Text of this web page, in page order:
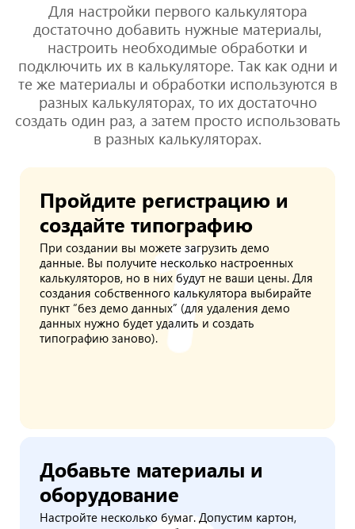
Для настройки первого калькулятора
достаточно добавить нужные материалы,
настроить необходимые обработки и
подключить их в калькуляторе. Так как одни и
те же материалы и обработки используются в
разных калькуляторах, то их достаточно
создать один раз, а затем просто использовать
в разных калькуляторах.
Пройдите регистрацию и
создайте типографию
При создании вы можете загрузить демо
данные. Вы получите несколько настроенных
калькуляторов, но в них будут не ваши цены. Для
создания собственного калькулятора выбирайте
пункт “без демо данных” (для удаления демо
данных нужно будет удалить и создать
типографию заново).
Добавьте материалы и
оборудование
Настройте несколько бумаг. Допустим картон,